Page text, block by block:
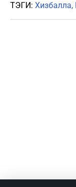
ТЭГИ: Хизбалла